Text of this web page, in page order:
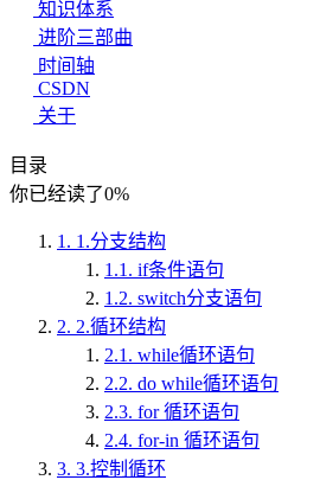
知识体系
进阶三部曲
时间轴
CSDN
关于
目录
你已经读了0%
1. 1.分支结构
1.1. if条件语句
1.2. switch分支语句
2. 2.循环结构
2.1. while循环语句
2.2. do while循环语句
2.3. for 循环语句
2.4. for-in 循环语句
3. 3.控制循环